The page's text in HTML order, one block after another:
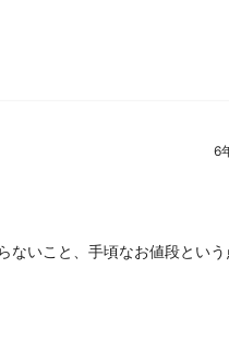
6
ないこと、手頃なお値段という
いる赤ちゃんの顔が映りやすい